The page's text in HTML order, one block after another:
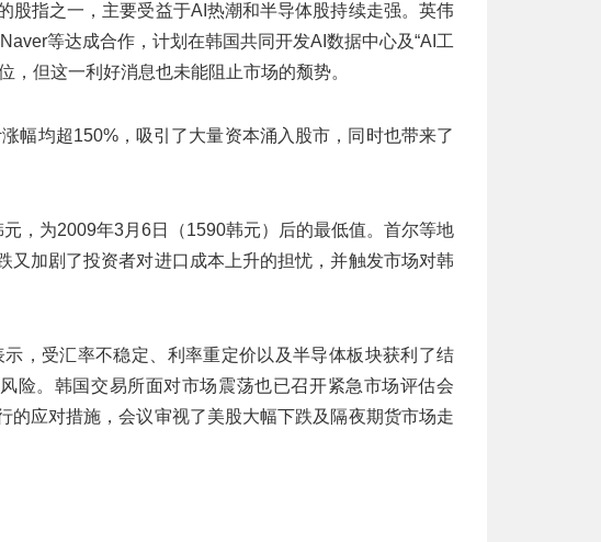
股指之一，主要受益于AI热潮和半导体股持续走强。英伟
等达成合作，计划在韩国共同开发AI数据中心及“AI工
，但这一利好消息也未能阻止市场的颓势。
幅均超150%，吸引了大量资本涌入股市，同时也带来了
，为2009年3月6日（1590韩元）后的最低值。首尔等地
又加剧了投资者对进口成本上升的担忧，并触发市场对韩
，受汇率不稳定、利率重定价以及半导体板块获利了结
险。韩国交易所面对市场震荡也已召开紧急市场评估会
的应对措施，会议审视了美股大幅下跌及隔夜期货市场走